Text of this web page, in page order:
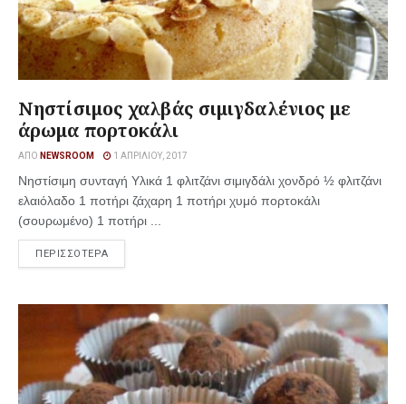
Νηστίσιμος χαλβάς σιμιγδαλένιος με
άρωμα πορτοκάλι
ΑΠΌ NEWSROOM 1 ΑΠΡΙΛΊΟΥ, 2017
Νηστίσιμη συνταγή Υλικά 1 φλιτζάνι σιμιγδάλι χονδρό ½ φλιτζάνι
ελαιόλαδο 1 ποτήρι ζάχαρη 1 ποτήρι χυμό πορτοκάλι
(σουρωμένο) 1 ποτήρι ...
ΠΕΡΙΣΣΟΤΕΡΑ